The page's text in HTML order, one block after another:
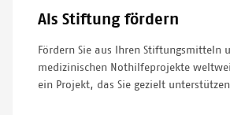
Als Stiftung fördern
Fördern Sie aus Ihren Stiftungsmitteln
medizinischen Nothilfeprojekte
ein Projekt, das Sie gezielt